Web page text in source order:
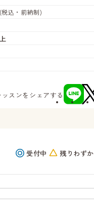
(税込・前納制)
ッスンをシェアする
受付中 残りわずか